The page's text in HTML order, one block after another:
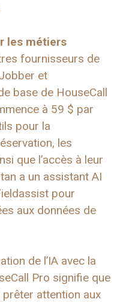
les métiers
fournisseurs de
et
base de HouseCall
à 59 $ par
pour la
les
que l’accès à leur
a un assistant AI
pour
aux données de
de l’IA avec la
Pro signifie que
prêter attention aux